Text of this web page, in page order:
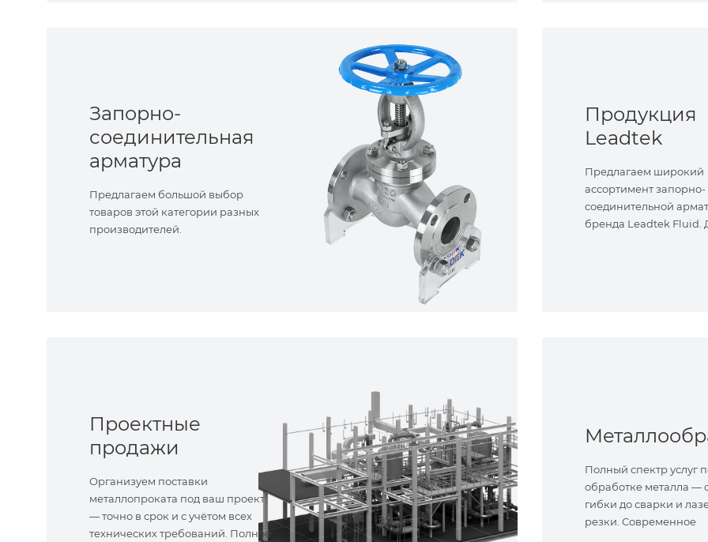
Запорно-
соединительная
арматура
Предлагаем большой выбор
товаров этой категории разных
производителей.
Продукция
Leadtek
Предлагаем широкий
ассортимент запорно-
соединительной
бренда Leadtek Fluid.
Проектные
продажи
Организуем поставки
металлопроката под ваш проект
— точно в срок и с учётом всех
технических требований. Полное
Полный спектр услуг
обработке металла —
гибки до сварки и
резки. Современное